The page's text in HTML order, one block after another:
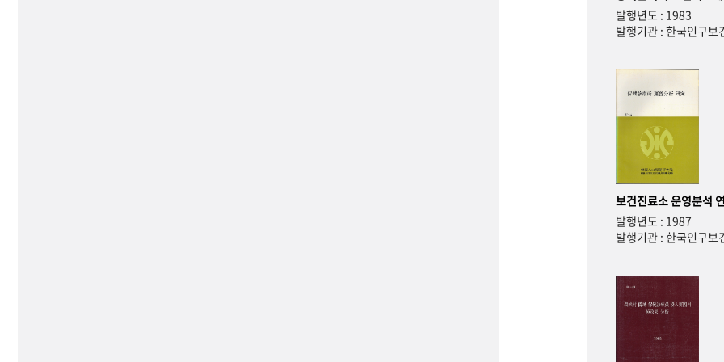
발행년도 : 1983
발행기관 : 한국인구보
보건진료소 운영분석
발행년도 : 1987
발행기관 : 한국인구보